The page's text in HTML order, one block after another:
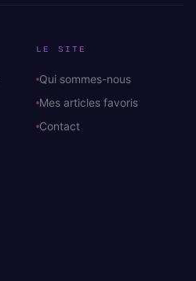
LE SITE
Qui sommes-nous
Mes articles favoris
Contact